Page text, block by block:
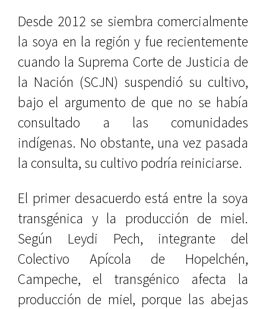
Desde 2012 se siembra comercialmente
la soya en la región y fue recientemente
cuando la Suprema Corte de Justicia de
la Nación (SCJN) suspendió su cultivo,
bajo el argumento de que no se había
consultado a las comunidades
indígenas. No obstante, una vez pasada
la consulta, su cultivo podría reiniciarse.
El primer desacuerdo está entre la soya
transgénica y la producción de miel.
Según Leydi Pech, integrante del
Colectivo Apícola de Hopelchén,
Campeche, el transgénico afecta la
producción de miel, porque las abejas